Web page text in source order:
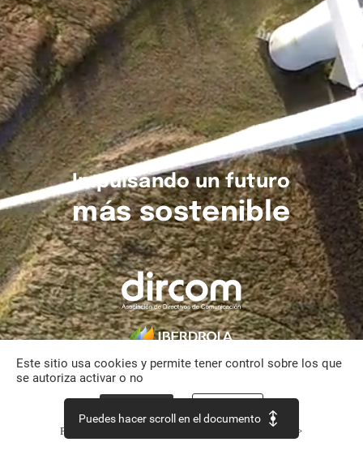
Impulsando un futuro
más sostenible
Este sitio usa cookies y permite tener control sobre los que
se autoriza activar o no
Política de confidencialidad Continuar sin aceptar >
Puedes hacer scroll en el documento